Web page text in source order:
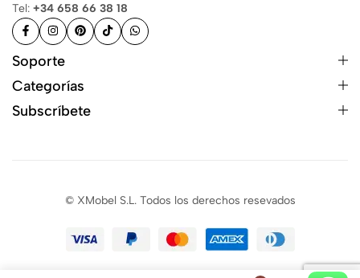
Tel: +34 658 66 38 18
Soporte
Categorías
Subscríbete
© XMobel S.L. Todos los derechos resevados